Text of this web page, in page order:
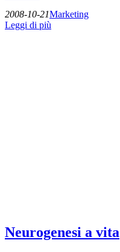
2008-10-21Marketing
Leggi di più
Neurogenesi a vita